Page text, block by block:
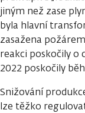
jiným než zase
byla hlavní
zasažena
reakci poskočily o
2022 poskočily
Snižování
lze těžko